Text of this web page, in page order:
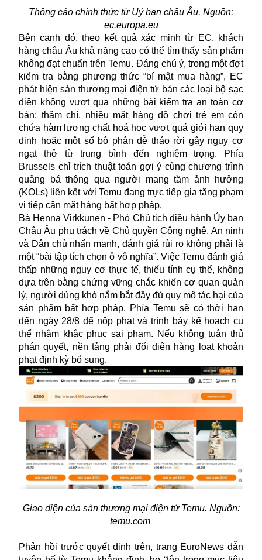
Thông cáo chính thức từ Uỷ ban châu Âu. Nguồn:
ec.europa.eu
Bên cạnh đó, theo kết quả xác minh từ EC, khách
hàng châu Âu khả năng cao có thể tìm thấy sản phẩm
không đạt chuẩn trên Temu. Đáng chú ý, trong một đợt
kiểm tra bằng phương thức “bí mật mua hàng”, EC
phát hiện sàn thương mại điện tử bán các loại bộ sạc
điện không vượt qua những bài kiểm tra an toàn cơ
bản; thậm chí, nhiều mặt hàng đồ chơi trẻ em còn
chứa hàm lượng chất hoá học vượt quá giới hạn quy
định hoặc một số bộ phận dễ tháo rời gây nguy cơ
ngạt thở từ trung bình đến nghiêm trọng. Phía
Brussels chỉ trích thuật toán gợi ý cùng chương trình
quảng bá thông qua người mang tầm ảnh hưởng
(KOLs) liên kết với Temu đang trực tiếp gia tăng phạm
vi tiếp cận mặt hàng bất hợp pháp.
Bà Henna Virkkunen - Phó Chủ tịch điều hành Ủy ban
Châu Âu phụ trách về Chủ quyền Công nghệ, An ninh
và Dân chủ nhấn mạnh, đánh giá rủi ro không phải là
một “bài tập tích chọn ô vô nghĩa”. Việc Temu đánh giá
thấp những nguy cơ thực tế, thiếu tính cụ thể, không
dựa trên bằng chứng vững chắc khiến cơ quan quản
lý, người dùng khó nắm bắt đầy đủ quy mô tác hại của
sản phẩm bất hợp pháp. Phía Temu sẽ có thời hạn
đến ngày 28/8 để nộp phạt và trình bày kế hoạch cụ
thể nhằm khắc phục sai phạm. Nếu không tuân thủ
phán quyết, nền tảng phải đối diện hàng loạt khoản
phạt định kỳ bổ sung.
Giao diện của sàn thương mại điện tử Temu. Nguồn:
temu.com
Phản hồi trước quyết định trên, trang EuroNews dẫn